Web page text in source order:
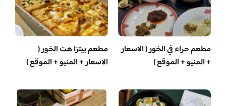
مطعم حراء في الخور ( الاسعار
+ المنيو + الموقع )
مطعم بيتزا هت الخور (
الاسعار + المنيو + الموقع )